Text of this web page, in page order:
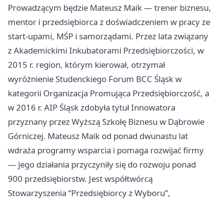
Prowadzącym będzie Mateusz Maik — trener biznesu,
mentor i przedsiębiorca z doświadczeniem w pracy ze
start-upami, MŚP i samorządami. Przez lata związany
z Akademickimi Inkubatorami Przedsiębiorczości, w
2015 r. region, którym kierował, otrzymał
wyróżnienie Studenckiego Forum BCC Śląsk w
kategorii Organizacja Promująca Przedsiębiorczość, a
w 2016 r. AIP Śląsk zdobyła tytuł Innowatora
przyznany przez Wyższą Szkołę Biznesu w Dąbrowie
Górniczej. Mateusz Maik od ponad dwunastu lat
wdraża programy wsparcia i pomaga rozwijać firmy
— jego działania przyczyniły się do rozwoju ponad
900 przedsiębiorstw. Jest współtwórcą
Stowarzyszenia “Przedsiębiorcy z Wyboru”,